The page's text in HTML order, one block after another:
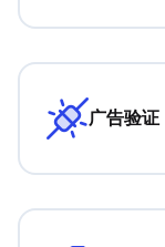
广告验证